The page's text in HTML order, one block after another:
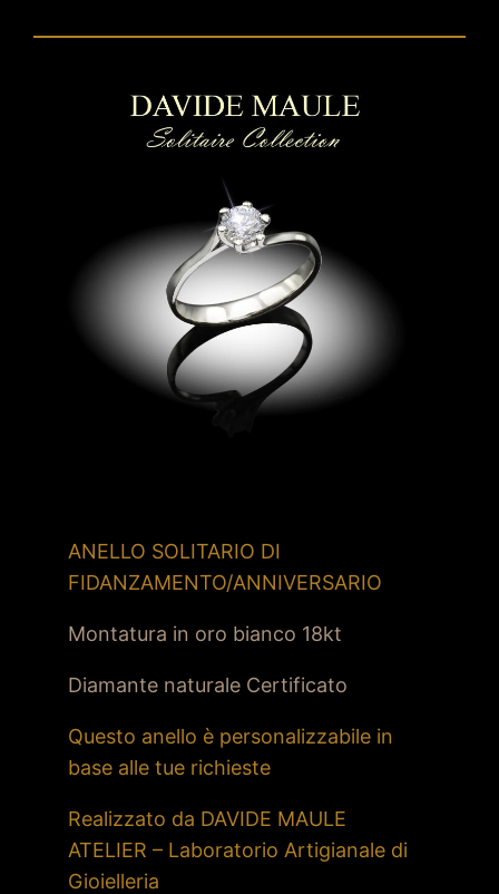
ANELLO SOLITARIO DI
FIDANZAMENTO/ANNIVERSARIO
Montatura in oro bianco 18kt
Diamante naturale Certificato
Questo anello è personalizzabile in
base alle tue richieste
Realizzato da DAVIDE MAULE
ATELIER – Laboratorio Artigianale di
Gioielleria